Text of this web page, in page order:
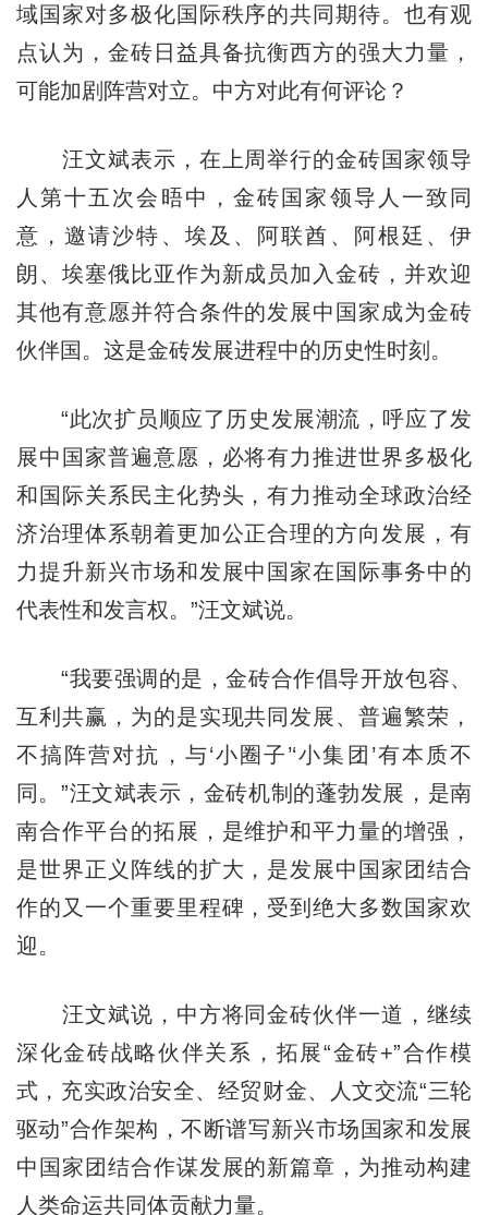
域国家对多极化国际秩序的共同期待。也有观
点认为，金砖日益具备抗衡西方的强大力量，
可能加剧阵营对立。中方对此有何评论？
汪文斌表示，在上周举行的金砖国家领导
人第十五次会晤中，金砖国家领导人一致同
意，邀请沙特、埃及、阿联酋、阿根廷、伊
朗、埃塞俄比亚作为新成员加入金砖，并欢迎
其他有意愿并符合条件的发展中国家成为金砖
伙伴国。这是金砖发展进程中的历史性时刻。
“此次扩员顺应了历史发展潮流，呼应了发
展中国家普遍意愿，必将有力推进世界多极化
和国际关系民主化势头，有力推动全球政治经
济治理体系朝着更加公正合理的方向发展，有
力提升新兴市场和发展中国家在国际事务中的
代表性和发言权。”汪文斌说。
“我要强调的是，金砖合作倡导开放包容、
互利共赢，为的是实现共同发展、普遍繁荣，
不搞阵营对抗，与‘小圈子’‘小集团’有本质不
同。”汪文斌表示，金砖机制的蓬勃发展，是南
南合作平台的拓展，是维护和平力量的增强，
是世界正义阵线的扩大，是发展中国家团结合
作的又一个重要里程碑，受到绝大多数国家欢
迎。
汪文斌说，中方将同金砖伙伴一道，继续
深化金砖战略伙伴关系，拓展“金砖+”合作模
式，充实政治安全、经贸财金、人文交流“三轮
驱动”合作架构，不断谱写新兴市场国家和发展
中国家团结合作谋发展的新篇章，为推动构建
人类命运共同体贡献力量。